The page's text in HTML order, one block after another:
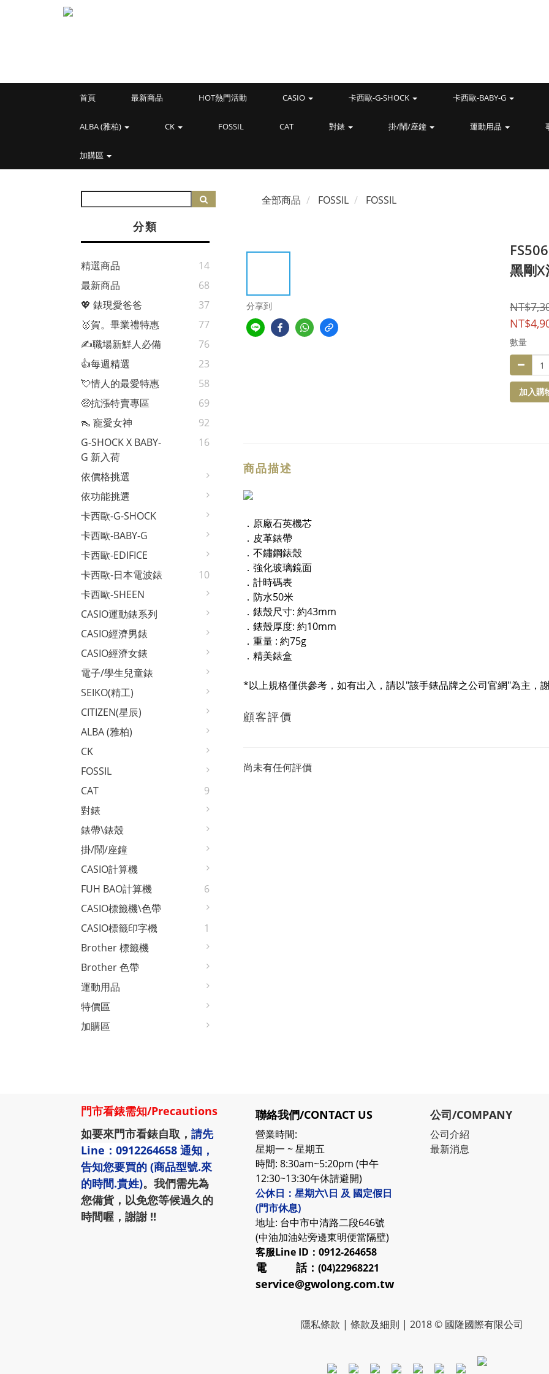
首頁 最新商品 HOT熱門活動 CASIO 卡西歐-G-SHOCK 卡西歐-BABY-G
ALBA (雅柏) CK FOSSIL CAT 對錶 掛/鬧/座鐘 運動用品
加購區
分類
精選商品
14
最新商品
68
💖 錶現愛爸爸
37
🥇賀。畢業禮特惠
77
✍️職場新鮮人必備
76
👍每週精選
23
💘情人的最愛特惠
58
🤑抗漲特賣專區
69
👠 寵愛女神
92
G-SHOCK X BABY-
G 新入荷
16
依價格挑選
依功能挑選
卡西歐-G-SHOCK
卡西歐-BABY-G
卡西歐-EDIFICE
卡西歐-日本電波錶
10
卡西歐-SHEEN
CASIO運動錶系列
CASIO經濟男錶
CASIO經濟女錶
電子/學生兒童錶
SEIKO(精工)
CITIZEN(星辰)
ALBA (雅柏)
CK
FOSSIL
CAT
9
對錶
錶帶\錶殼
掛/鬧/座鐘
CASIO計算機
FUH BAO計算機
6
CASIO標籤機\色帶
CASIO標籤印字機
1
Brother 標籤機
Brother 色帶
運動用品
特價區
加購區
全部商品 FOSSIL FOSSIL
分享到
黑剛
數量
加入購
商品描述
．原廠石英機芯
．皮革錶帶
．不鏽鋼錶殼
．強化玻璃鏡面
．計時碼表
．防水50米
．錶殼尺寸: 約43mm
．錶殼厚度: 約10mm
．重量 : 約75g
．精美錶盒
*以上規格僅供參考，如有出入，請以"該手錶品牌之公司官網"為主，
顧客評價
尚未有任何評價
門市看錶需知/Precautions
如要來門市看錶自取， 請先
Line：0912264658 通知，
告知您要買的 (商品型號.來
的時間.貴姓)。我們需先為
您備貨，以免您等候過久的
時間喔，謝謝 !!
聯絡我們/CONTACT US
營業時間:
星期一 ~ 星期五
時間: 8:30am~5:20pm (中午
12:30~13:30午休請避開)
公休日：星期六\日 及 國定假日
(門市休息)
地址: 台中市中清路二段646號
(中油加油站旁邊東明便當隔壁)
客服Line ID：0912-264658
電 話： (04)22968221
service@gwolong.com.tw
公司/COMPANY
公司介紹
最新消息
隱私條款 | 條款及細則 | 2018 © 國隆國際有限公司